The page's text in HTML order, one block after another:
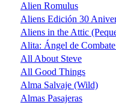
Alien Romulus
Aliens Edición 30
Aliens in the Attic
Alita: Ángel de
All About Steve
All Good Things
Alma Salvaje (Wild)
Almas Pasajeras